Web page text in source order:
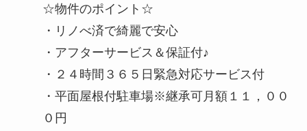
☆物件のポイント☆
・リノべ済で綺麗で安心
・アフターサービス＆保証付♪
・２４時間３６５日緊急対応サービス付
・平面屋根付駐車場※継承可月額１１，００
０円